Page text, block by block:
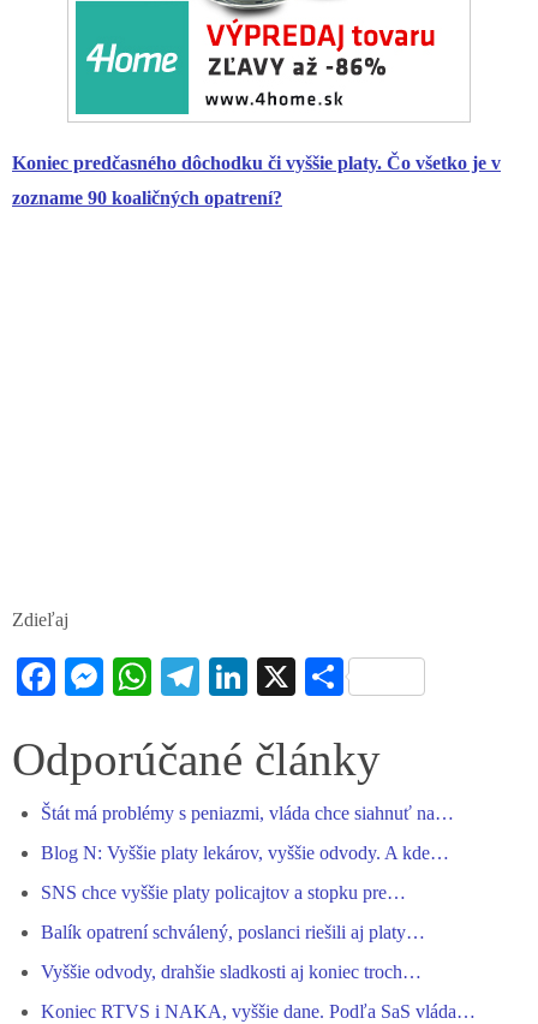
Koniec predčasného dôchodku či vyššie platy. Čo všetko je v
zozname 90 koaličných opatrení?
Zdieľaj
Fa
bo
ok
M
se
er
W
ts
pp
Te
gr
m
Li
ed
X S
re
Odporúčané články
Štát má problémy s peniazmi, vláda chce siahnuť na…
Blog N: Vyššie platy lekárov, vyššie odvody. A kde…
SNS chce vyššie platy policajtov a stopku pre…
Balík opatrení schválený, poslanci riešili aj platy…
Vyššie odvody, drahšie sladkosti aj koniec troch…
Koniec RTVS i NAKA, vyššie dane. Podľa SaS vláda…